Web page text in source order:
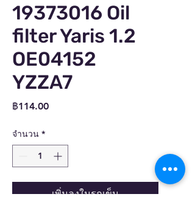
19373016 Oil
filter Yaris 1.2
OE04152
YZZA7
฿114.00ราคา
จำนวน *
เพิ่มลงในรถเข็น